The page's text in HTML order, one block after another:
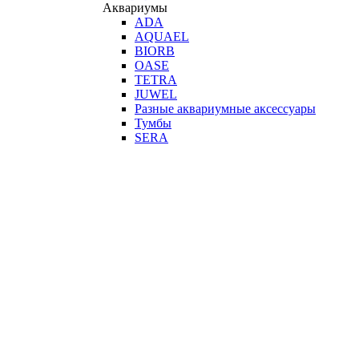
Аквариумы
ADA
AQUAEL
BIORB
OASE
TETRA
JUWEL
Разные аквариумные аксессуары
Тумбы
SERA